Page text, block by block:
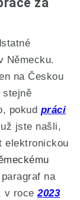
Německu.
na Českou
stejně
pokud práci
jste našli,
elektronickou
na
v roce2023